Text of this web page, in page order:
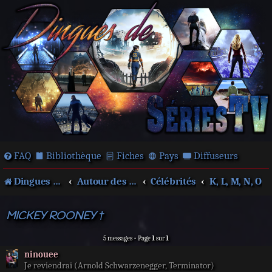
FAQ Bibliothèque Fiches Pays Diffuseurs
Dingues de séries télé ! Autour des films et séries Célébrités K, L, M, N, O
MICKEY ROONEY †
5 messages • Page1sur1
ninouee
Je reviendrai (Arnold Schwarzenegger, Terminator)